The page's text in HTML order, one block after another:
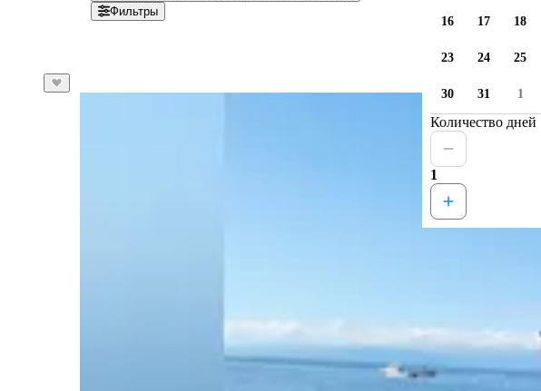
Фильтры
16 17 18
23 24 25
30 31 1
Количество дней
1